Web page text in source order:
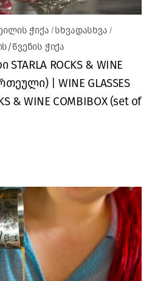
ჭიქა
სხვადასხვა
წვენის ჭიქა
ROCKS & WINE
| WINE GLASSES
& WINE COMBIBOX (set of